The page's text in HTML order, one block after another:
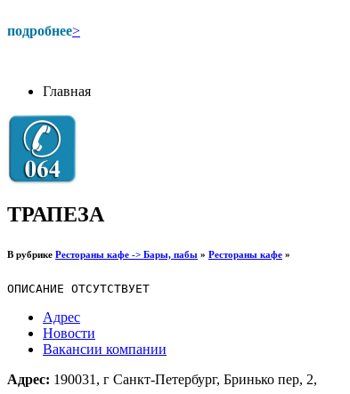
подробнее>
Главная
ТРАПЕЗА
В рубрике Рестораны кафе -> Бары, пабы » Рестораны кафе »
ОПИСАНИЕ ОТСУТСТВУЕТ
Адрес
Новости
Вакансии компании
Адрес: 190031, г Санкт-Петербург, Бринько пер, 2,